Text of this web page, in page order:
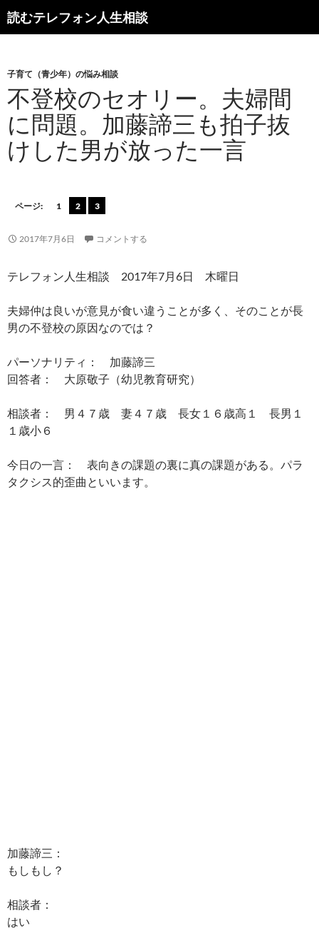
読むテレフォン人生相談
子育て（青少年）の悩み相談
不登校のセオリー。夫婦間
に問題。加藤諦三も拍子抜
けした男が放った一言
ページ: 1 2 3
2017年7月6日 コメントする
テレフォン人生相談 2017年7月6日 木曜日
夫婦仲は良いが意見が食い違うことが多く、そのことが長
男の不登校の原因なのでは？
パーソナリティ： 加藤諦三
回答者： 大原敬子（幼児教育研究）
相談者： 男４７歳 妻４７歳 長女１６歳高１ 長男１
１歳小６
今日の一言： 表向きの課題の裏に真の課題がある。パラ
タクシス的歪曲といいます。
加藤諦三：
もしもし？
相談者：
はい